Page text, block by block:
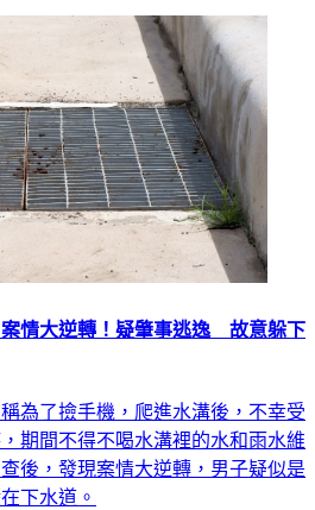
情大逆轉！疑肇事逃逸 故意躲下
為了撿手機，爬進水溝後，不幸受
期間不得不喝水溝裡的水和雨水維
後，發現案情大逆轉，男子疑似是
下水道。